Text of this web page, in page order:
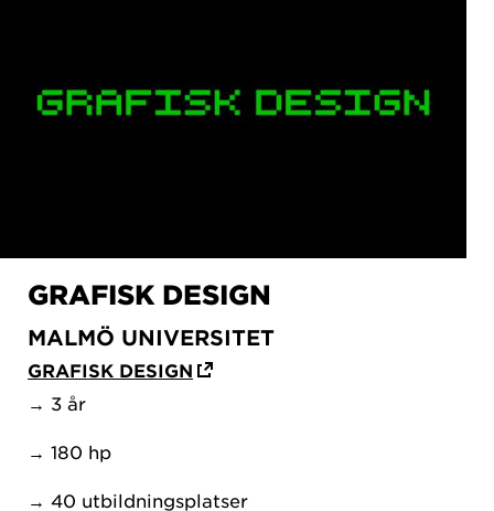
GRAFISK DESIGN
MALMÖ UNIVERSITET
GRAFISK DESIGN
→ 3 år
→ 180 hp
→ 40 utbildningsplatser